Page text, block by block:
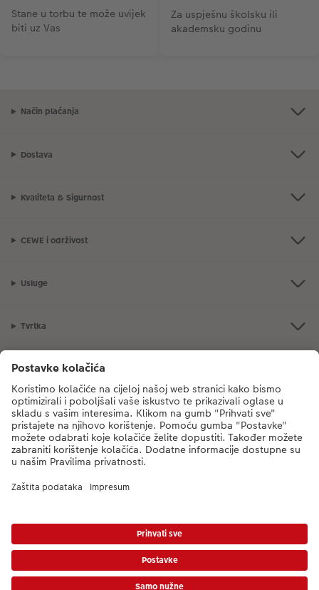
Stane u torbu te može uvijek
biti uz Vas
Za uspješnu školsku ili
akademsku godinu
Način plaćanja
Dostava
Kvaliteta & Sigurnost
CEWE i održivost
Usluge
Tvrtka
Ponuda proizvoda
CEWE Fotosvijet
Poštovani, novi broj CEWE službe za korisnike jemueller-foto@cewe.hr
Nazovite nas od ponedjeljka do petka od 8:00 - 17:00 sati (s iznimkom
državnih praznika). Hvala.